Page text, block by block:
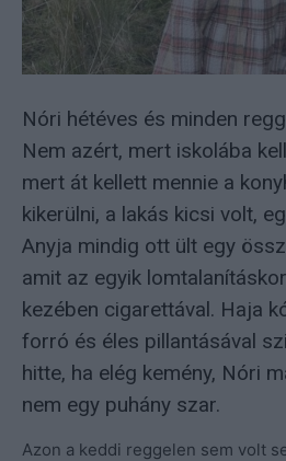
Nóri hétéves és minden
Nem azért, mert iskolába
mert át kellett mennie a
kikerülni, a lakás kicsi volt,
Anyja mindig ott ült egy
amit az egyik
kezében cigarettával. Haja
forró és éles pillantásával
hitte, ha elég kemény, Nóri
nem egy puhány szar.
Azon a keddi reggelen sem volt